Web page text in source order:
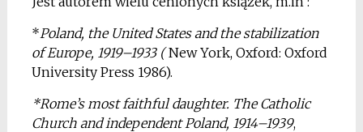
*Poland, the United States and the stabilization
of Europe, 1919–1933 (New York, Oxford: Oxford
University Press 1986).
*Rome’s most faithful daughter. The Catholic
Church and independent Poland, 1914–1939,